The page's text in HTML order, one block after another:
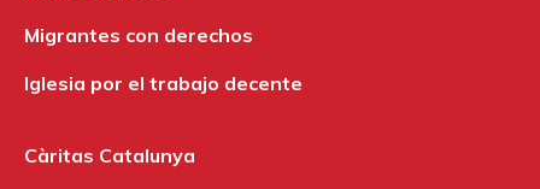
Migrantes con derechos
Iglesia por el trabajo decente
Càritas Catalunya